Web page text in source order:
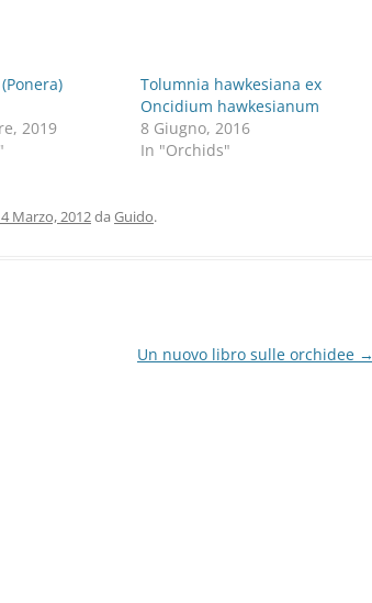
2019
Tolumnia hawkesiana ex
Oncidium hawkesianum
8 Giugno, 2016
In "Orchids"
Marzo, 2012da Guido.
Un nuovo libro sulle orchidee →